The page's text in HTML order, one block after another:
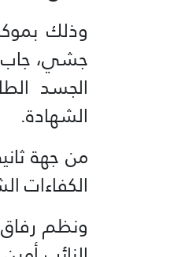
وذلك
جشي، جاب
الجسد
الشهادة.
من جهة
الكفاءات
ونظم رفاق